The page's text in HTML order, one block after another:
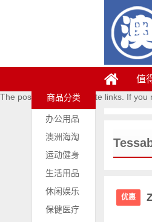
值
The posts contains affiliate links. If
商品分类
办公用品
澳洲海淘
运动健身
生活用品
休闲娱乐
保健医疗
优惠